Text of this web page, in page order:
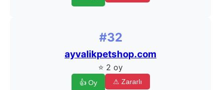
#32
ayvalikpetshop.com
⭐ 2 oy
👍 Oy ⚠ Zararlı